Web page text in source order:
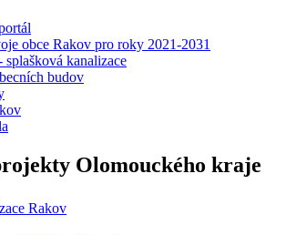
obce Rakov pro roky 2021-2031
splašková kanalizace
budov
Olomouckého kraje